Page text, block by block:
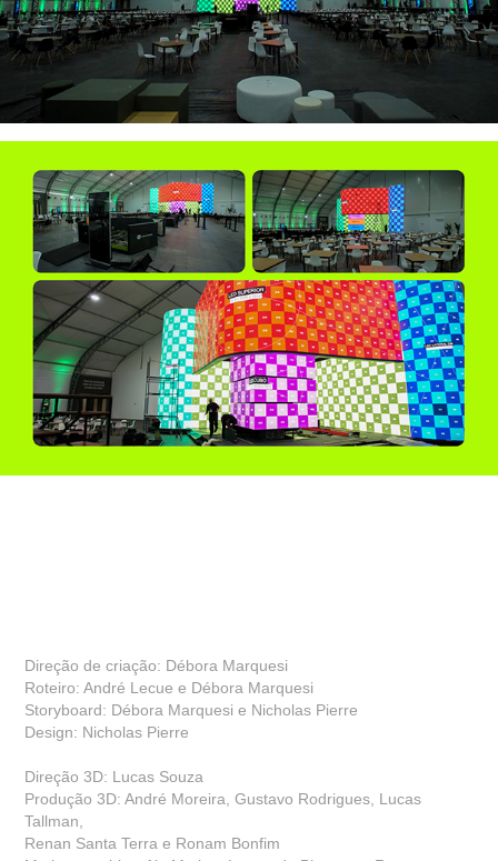
Direção de criação: Débora Marquesi
Roteiro: André Lecue e Débora Marquesi
Storyboard: Débora Marquesi e Nicholas Pierre
Design: Nicholas Pierre
Direção 3D: Lucas Souza
Produção 3D: André Moreira, Gustavo Rodrigues, Lucas
Tallman,
Renan Santa Terra e Ronam Bonfim